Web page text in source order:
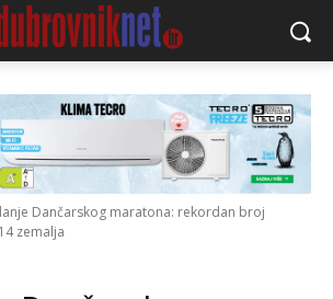
Dančarskog maratona: rekordan broj
zemalja